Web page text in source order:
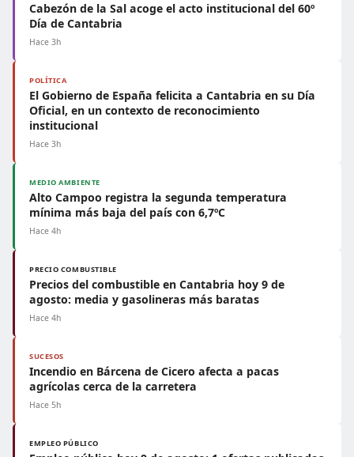
Cabezón de la Sal acoge el acto institucional del 60º
Día de Cantabria
Hace 3h
POLÍTICA
El Gobierno de España felicita a Cantabria en su Día
Oficial, en un contexto de reconocimiento
institucional
Hace 3h
MEDIO AMBIENTE
Alto Campoo registra la segunda temperatura
mínima más baja del país con 6,7ºC
Hace 4h
PRECIO COMBUSTIBLE
Precios del combustible en Cantabria hoy 9 de
agosto: media y gasolineras más baratas
Hace 4h
SUCESOS
Incendio en Bárcena de Cicero afecta a pacas
agrícolas cerca de la carretera
Hace 5h
EMPLEO PÚBLICO